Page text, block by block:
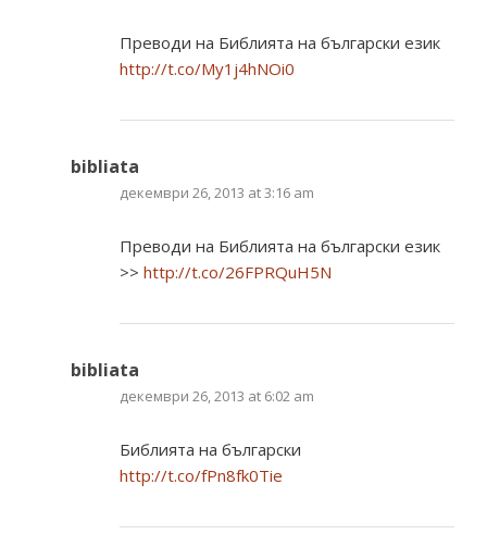
Преводи на Библията на български език
http://t.co/My1j4hNOi0
bibliata
декември 26, 2013 at 3:16 am
Преводи на Библията на български език
>> http://t.co/26FPRQuH5N
bibliata
декември 26, 2013 at 6:02 am
Библията на български
http://t.co/fPn8fk0Tie